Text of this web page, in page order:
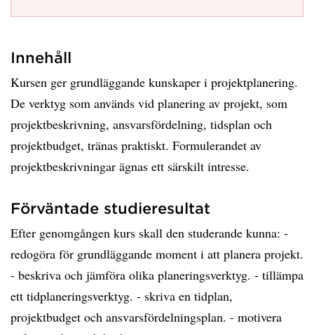
Innehåll
Kursen ger grundläggande kunskaper i projektplanering.
De verktyg som används vid planering av projekt, som
projektbeskrivning, ansvarsfördelning, tidsplan och
projektbudget, tränas praktiskt. Formulerandet av
projektbeskrivningar ägnas ett särskilt intresse.
Förväntade studieresultat
Efter genomgången kurs skall den studerande kunna: -
redogöra för grundläggande moment i att planera projekt.
- beskriva och jämföra olika planeringsverktyg. - tillämpa
ett tidplaneringsverktyg. - skriva en tidplan,
projektbudget och ansvarsfördelningsplan. - motivera